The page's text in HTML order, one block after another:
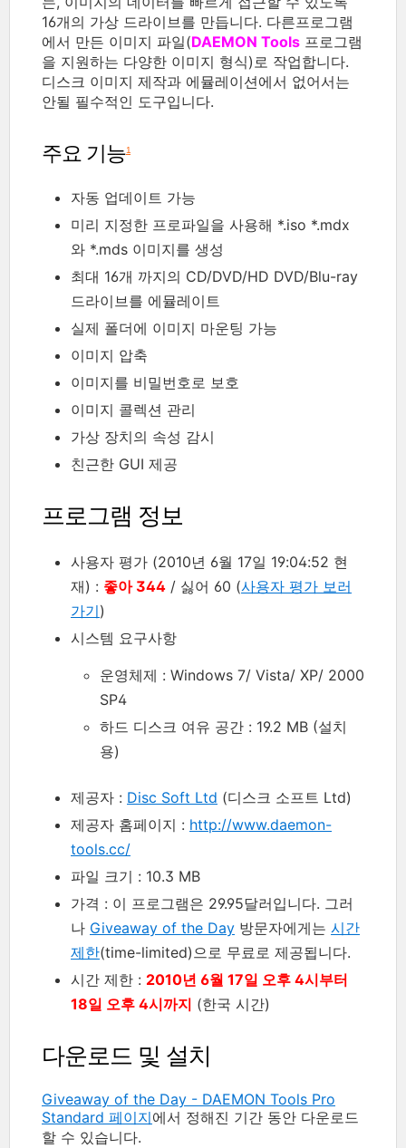
16개의 가상 드라이브를 만듭니다. 다른프로그램
에서 만든 이미지 파일(DAEMON Tools 프로그램
을 지원하는 다양한 이미지 형식)로 작업합니다.
디스크 이미지 제작과 에뮬레이션에서 없어서는
안될 필수적인 도구입니다.
주요 기능1
자동 업데이트 가능
미리 지정한 프로파일을 사용해 *.iso *.mdx
와 *.mds 이미지를 생성
최대 16개 까지의 CD/DVD/HD DVD/Blu-ray
드라이브를 에뮬레이트
실제 폴더에 이미지 마운팅 가능
이미지 압축
이미지를 비밀번호로 보호
이미지 콜렉션 관리
가상 장치의 속성 감시
친근한 GUI 제공
프로그램 정보
사용자 평가 (2010년 6월 17일 19:04:52 현
재) : 좋아 344 / 싫어 60 (사용자 평가 보러
가기)
시스템 요구사항
운영체제 : Windows 7/ Vista/ XP/ 2000
SP4
하드 디스크 여유 공간 : 19.2 MB (설치
용)
제공자 : Disc Soft Ltd (디스크 소프트 Ltd)
제공자 홈페이지 : http://www.daemon-
tools.cc/
파일 크기 : 10.3 MB
가격 : 이 프로그램은 29.95달러입니다. 그러
나 Giveaway of the Day 방문자에게는 시간
제한(time-limited)으로 무료로 제공됩니다.
시간 제한 : 2010년 6월 17일 오후 4시부터
18일 오후 4시까지 (한국 시간)
다운로드 및 설치
Giveaway of the Day - DAEMON Tools Pro
Standard 페이지에서 정해진 기간 동안 다운로드
할 수 있습니다.